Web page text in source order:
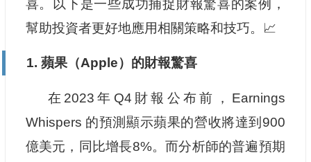
喜。以下是一些成功捕捉財報驚喜的案例，
幫助投資者更好地應用相關策略和技巧。📈
1. 蘋果（Apple）的財報驚喜
在2023年Q4財報公布前，Earnings
Whispers 的預測顯示蘋果的營收將達到900
億美元，同比增長8%。而分析師的普遍預期